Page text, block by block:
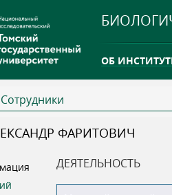
ОБ
ТГУ ОТКРЫЛ
Сотрудники
ФАРИТОВИЧ
ДЕЯТЕЛЬНОСТЬ